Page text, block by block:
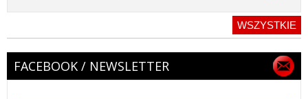
WSZYSTKIE
FACEBOOK / NEWSLETTER